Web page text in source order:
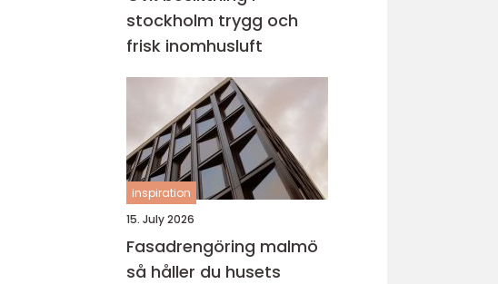
stockholm trygg och
frisk inomhusluft
inspiration
15. July 2026
Fasadrengöring malmö
så håller du husets